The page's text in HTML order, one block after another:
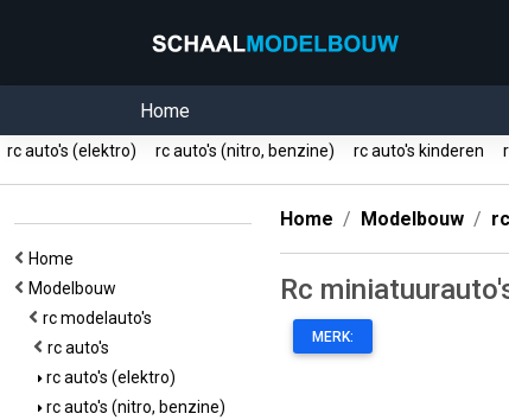
Home
rc auto's (elektro) rc auto's (nitro, benzine) rc auto's kinderen
Home
Modelbouw
rc modelauto's
rc auto's
rc auto's (elektro)
rc auto's (nitro, benzine)
Home Modelbouw
Rc
MERK: